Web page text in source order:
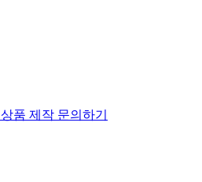
상품 제작 문의하기